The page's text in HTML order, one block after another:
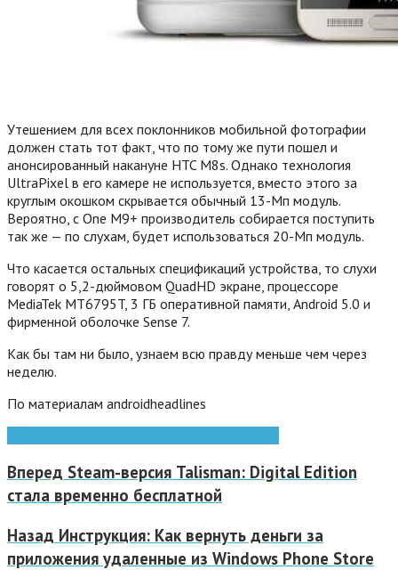
Утешением для всех поклонников мобильной фотографии
должен стать тот факт, что по тому же пути пошел и
анонсированный накануне HTC M8s. Однако технология
UltraPixel в его камере не используется, вместо этого за
круглым окошком скрывается обычный 13-Мп модуль.
Вероятно, с One M9+ производитель собирается поступить
так же — по слухам, будет использоваться 20-Мп модуль.
Что касается остальных спецификаций устройства, то слухи
говорят о 5,2-дюймовом QuadHD экране, процессоре
MediaTek MT6795T, 3 ГБ оперативной памяти, Android 5.0 и
фирменной оболочке Sense 7.
Как бы там ни было, узнаем всю правду меньше чем через
неделю.
По материалам androidheadlines
Вперед Steam-версия Talisman: Digital Edition
стала временно бесплатной
Назад Инструкция: Как вернуть деньги за
приложения удаленные из Windows Phone Store